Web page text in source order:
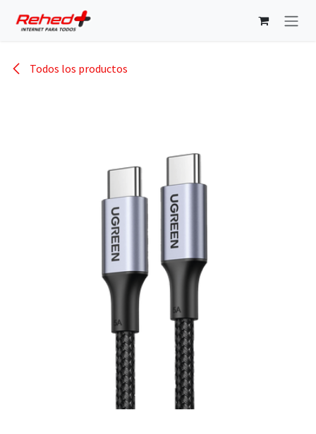
Todos los productos